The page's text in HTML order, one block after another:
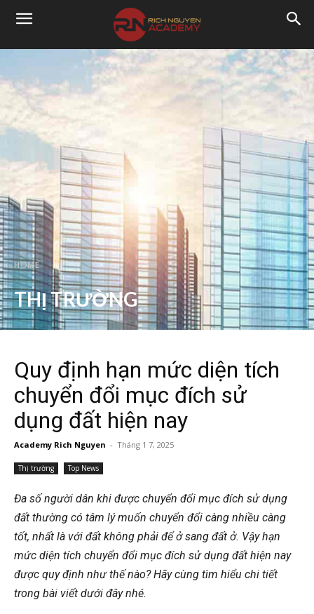
HOME
THỊ TRƯỜNG
Quy định hạn mức diện tích
chuyển đổi mục đích sử
dụng đất hiện nay
Academy Rich Nguyen - Tháng 1 7, 2025
Thị trường Top News
Đa số người dân khi được chuyển đổi mục đích sử dụng
đất thường có tâm lý muốn chuyển đổi càng nhiều càng
tốt, nhất là với đất không phải để ở sang đất ở. Vậy hạn
mức diện tích chuyển đổi mục đích sử dụng đất hiện nay
được quy định như thế nào? Hãy cùng tìm hiểu chi tiết
trong bài viết dưới đây nhé.